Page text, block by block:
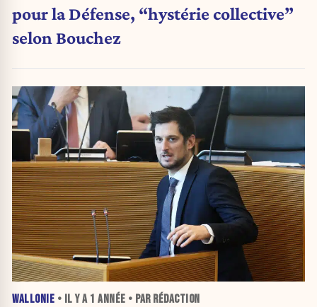
pour la Défense, “hystérie collective”
selon Bouchez
WALLONIE • IL Y A 1 ANNÉE • PAR RÉDACTION